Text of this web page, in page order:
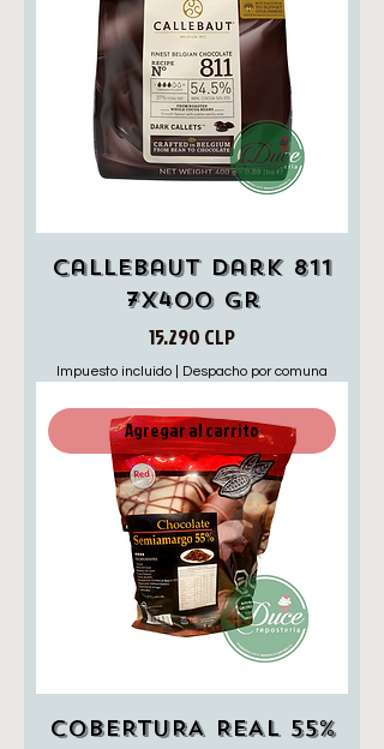
Callebaut dark 811
7X400 Gr
Precio
15.290 CLP
Impuesto incluido Despacho por comuna
Agregar al carrito
COBERTURA REAL 55%